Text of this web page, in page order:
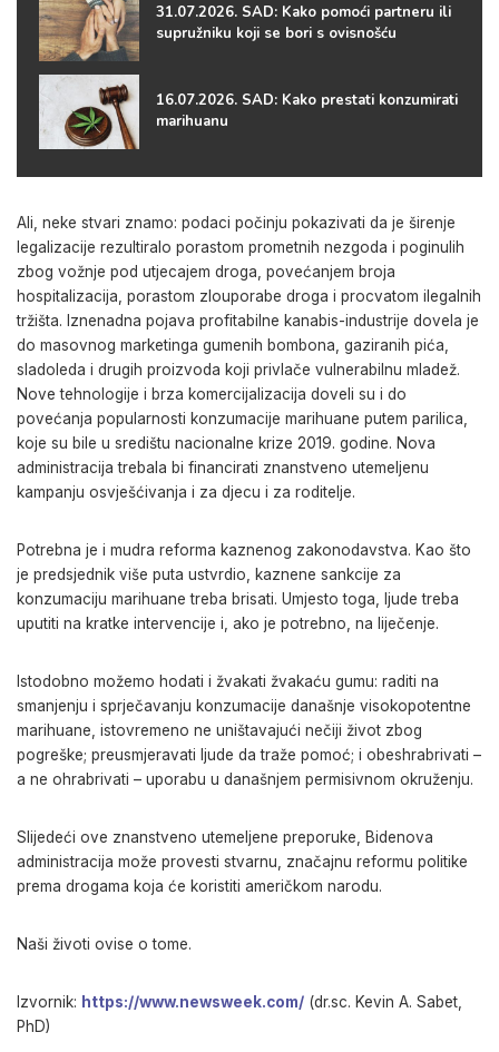
31.07.2026. SAD: Kako pomoći partneru ili
supružniku koji se bori s ovisnošću
16.07.2026. SAD: Kako prestati konzumirati
marihuanu
Ali, neke stvari znamo: podaci počinju pokazivati da je širenje
legalizacije rezultiralo porastom prometnih nezgoda i poginulih
zbog vožnje pod utjecajem droga, povećanjem broja
hospitalizacija, porastom zlouporabe droga i procvatom ilegalnih
tržišta. Iznenadna pojava profitabilne kanabis-industrije dovela je
do masovnog marketinga gumenih bombona, gaziranih pića,
sladoleda i drugih proizvoda koji privlače vulnerabilnu mladež.
Nove tehnologije i brza komercijalizacija doveli su i do
povećanja popularnosti konzumacije marihuane putem parilica,
koje su bile u središtu nacionalne krize 2019. godine. Nova
administracija trebala bi financirati znanstveno utemeljenu
kampanju osvješćivanja i za djecu i za roditelje.
Potrebna je i mudra reforma kaznenog zakonodavstva. Kao što
je predsjednik više puta ustvrdio, kaznene sankcije za
konzumaciju marihuane treba brisati. Umjesto toga, ljude treba
uputiti na kratke intervencije i, ako je potrebno, na liječenje.
Istodobno možemo hodati i žvakati žvakaću gumu: raditi na
smanjenju i sprječavanju konzumacije današnje visokopotentne
marihuane, istovremeno ne uništavajući nečiji život zbog
pogreške; preusmjeravati ljude da traže pomoć; i obeshrabrivati –
a ne ohrabrivati – uporabu u današnjem permisivnom okruženju.
Slijedeći ove znanstveno utemeljene preporuke, Bidenova
administracija može provesti stvarnu, značajnu reformu politike
prema drogama koja će koristiti američkom narodu.
Naši životi ovise o tome.
Izvornik: https://www.newsweek.com/ (dr.sc. Kevin A. Sabet,
PhD)